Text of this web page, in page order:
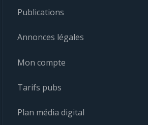
Publications
Annonces légales
Mon compte
Tarifs pubs
Plan média digital